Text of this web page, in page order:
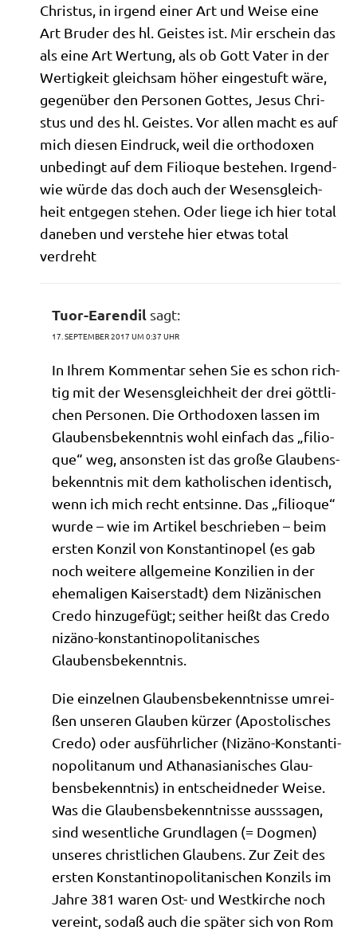
Chri­stus, in irgend einer Art und Wei­se eine
Art Bru­der des hl. Gei­stes ist. Mir erschein das
als eine Art Wer­tung, als ob Gott Vater in der
Wer­tig­keit gleich­sam höher ein­ge­stuft wäre,
gegen­über den Per­so­nen Got­tes, Jesus Chri­
stus und des hl. Gei­stes. Vor allen macht es auf
mich die­sen Ein­druck, weil die ortho­do­xen
unbe­dingt auf dem Fili­o­que bestehen. Irgend­
wie wür­de das doch auch der Wesens­gleich­
heit ent­ge­gen ste­hen. Oder lie­ge ich hier total
dane­ben und ver­ste­he hier etwas total
verdreht
Tuor-Earendil sagt:
17. SEPTEMBER 2017 UM 0:37 UHR
In Ihrem Kom­men­tar sehen Sie es schon rich­
tig mit der Wesens­gleich­heit der drei gött­li­
chen Per­so­nen. Die Ortho­do­xen las­sen im
Glau­bens­be­kennt­nis wohl ein­fach das „fili­o­
que“ weg, anson­sten ist das gro­ße Glau­bens­
be­kennt­nis mit dem katho­li­schen iden­tisch,
wenn ich mich recht ent­sin­ne. Das „fili­o­que“
wur­de – wie im Arti­kel beschrie­ben – beim
ersten Kon­zil von Kon­stan­ti­no­pel (es gab
noch wei­te­re all­ge­mei­ne Kon­zi­li­en in der
ehe­ma­li­gen Kai­ser­stadt) dem Nizä­ni­schen
Cre­do hin­zu­ge­fügt; seit­her heißt das Cre­do
niz­ä­no-kon­stan­ti­no­po­li­ta­ni­sches
Glaubensbekenntnis.
Die ein­zel­nen Glau­bens­be­kennt­nis­se umrei­
ßen unse­ren Glau­ben kür­zer (Apo­sto­li­sches
Cre­do) oder aus­führ­li­cher (Niz­ä­no-Kon­stan­ti­
no­po­li­ta­num und Atha­na­sia­ni­sches Glau­
bens­be­kennt­nis) in ent­scheid­ne­der Wei­se.
Was die Glau­bens­be­kennt­nis­se aus­s­sa­gen,
sind wesent­li­che Grund­la­gen (= Dog­men)
unse­res christ­li­chen Glau­bens. Zur Zeit des
ersten Kon­stan­ti­no­po­li­ta­ni­schen Kon­zils im
Jah­re 381 waren Ost- und West­kir­che noch
ver­eint, sodaß auch die spä­ter sich von Rom